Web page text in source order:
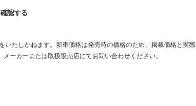
認する
いたしかねます。新車価格は発売時の価格のため、掲載価格と実際
ーカーまたは取扱販売店にてお問い合わせください。